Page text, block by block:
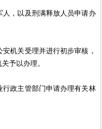
人，以及刑满释放人员申请办
机关受理并进行初步审核，
予以办理。
政主管部门申请办理有关林